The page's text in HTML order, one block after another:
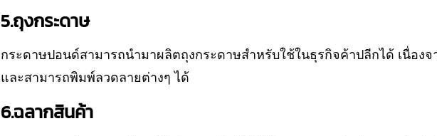
5.ถุงกระดาษ
กระดาษปอนด์สามารถนำมาผลิตถุงกระดาษสำหรับใช้ในธุรกิจค้าปลีกได้ เนื่อง
และสามารถพิมพ์ลวดลายต่างๆ ได้
6.ฉลากสินค้า